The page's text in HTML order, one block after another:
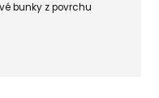
bunky z povrchu